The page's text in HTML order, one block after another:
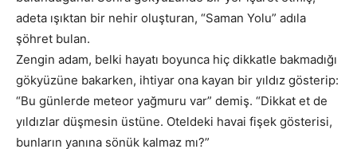
adeta ışıktan bir nehir oluşturan, “Saman Yolu” adıla
şöhret bulan.
Zengin adam, belki hayatı boyunca hiç dikkatle bakmadığı
gökyüzüne bakarken, ihtiyar ona kayan bir yıldız gösterip:
“Bu günlerde meteor yağmuru var” demiş. “Dikkat et de
yıldızlar düşmesin üstüne. Oteldeki havai fişek gösterisi,
bunların yanına sönük kalmaz mı?”